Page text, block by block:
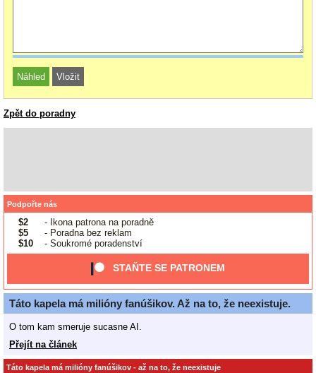
Zpět do poradny
Podpořte nás
$2
- Ikona patrona na poradně
$5
- Poradna bez reklam
$10
- Soukromé poradenství
STAŇTE SE PATRONEM
Táto kapela má milióny fanúšikov. Až na to, že neexistuje.
O tom kam smeruje sucasne AI.
Přejít na článek
Táto kapela má milióny fanúšikov - až na to, že neexistuje